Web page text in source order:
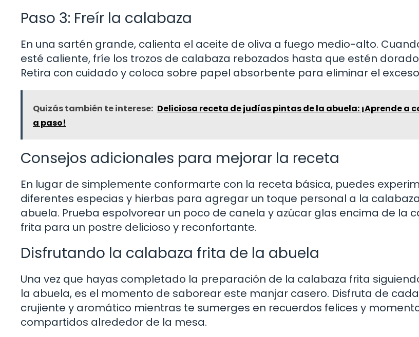
Paso 3: Freír la calabaza
En una sartén grande, calienta el aceite de oliva a fuego medio-alto.
esté caliente, fríe los trozos de calabaza rebozados hasta que estén
Retira con cuidado y coloca sobre papel absorbente para eliminar el
Quizás también te interese: Deliciosa receta de judías pintas de la abuela: ¡Aprende a
a paso!
Consejos adicionales para mejorar la receta
En lugar de simplemente conformarte con la receta básica, puedes
diferentes especias y hierbas para agregar un toque personal a la
abuela. Prueba espolvorear un poco de canela y azúcar glas encima de la
frita para un postre delicioso y reconfortante.
Disfrutando la calabaza frita de la abuela
Una vez que hayas completado la preparación de la calabaza frita
la abuela, es el momento de saborear este manjar casero. Disfruta de
crujiente y aromático mientras te sumerges en recuerdos felices y
compartidos alrededor de la mesa.